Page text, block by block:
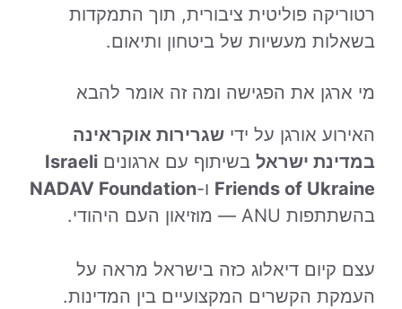
רטוריקה פוליטית ציבורית, תוך התמקדות
בשאלות מעשיות של ביטחון ותיאום.
מי ארגן את הפגישה ומה זה אומר להבא
האירוע אורגן על ידי שגרירות אוקראינה
במדינת ישראל בשיתוף עם ארגונים Israeli
Friends of Ukraine ו-NADAV Foundation
בהשתתפות ANU — מוזיאון העם היהודי.
עצם קיום דיאלוג כזה בישראל מראה על
העמקת הקשרים המקצועיים בין המדינות.